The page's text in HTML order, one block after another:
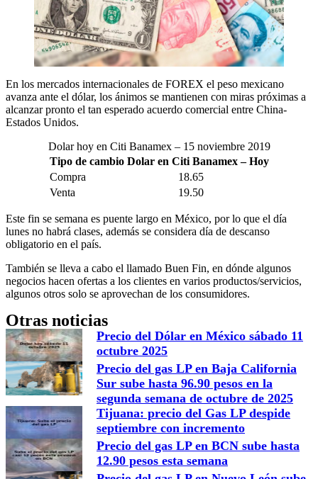
En los mercados internacionales de FOREX el peso mexicano
avanza ante el dólar, los ánimos se mantienen con miras próximas a
alcanzar pronto el tan esperado acuerdo comercial entre China-
Estados Unidos.
Dolar hoy en Citi Banamex – 15 noviembre 2019
Tipo de cambio Dolar en Citi Banamex – Hoy
Compra
18.65
Venta
19.50
Este fin se semana es puente largo en México, por lo que el día
lunes no habrá clases, además se considera día de descanso
obligatorio en el país.
También se lleva a cabo el llamado Buen Fin, en dónde algunos
negocios hacen ofertas a los clientes en varios productos/servicios,
algunos otros solo se aprovechan de los consumidores.
Otras noticias
Precio del Dólar en México sábado 11
octubre 2025
Precio del gas LP en Baja California
Sur sube hasta 96.90 pesos en la
segunda semana de octubre de 2025
Tijuana: precio del Gas LP despide
septiembre con incremento
Precio del gas LP en BCN sube hasta
12.90 pesos esta semana